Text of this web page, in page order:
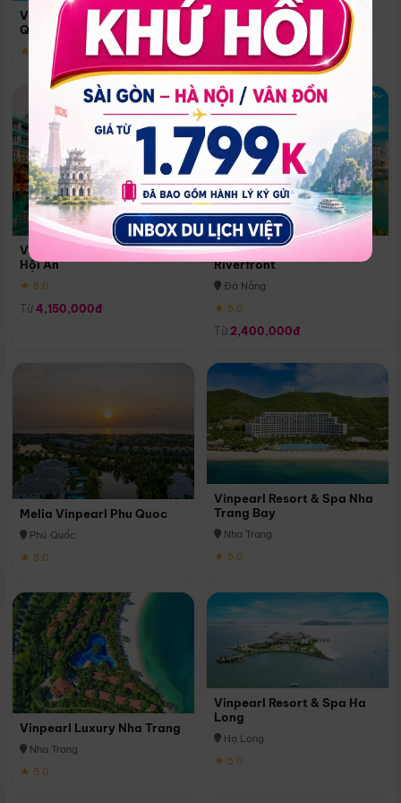
Vinpearl Resort & Spa Phu
Quoc
★ 5.0
Quoc
Phú Quốc
★ 5.0
Vinpearl Resort & Golf Nam
Hội An
★ 5.0
Từ 4,150,000đ
Melia Vinpearl Danang
Riverfront
Đà Nẵng
★ 5.0
Từ 2,400,000đ
Melia Vinpearl Phu Quoc
Phú Quốc
★ 5.0
Vinpearl Resort & Spa Nha
Trang Bay
Nha Trang
★ 5.0
Vinpearl Luxury Nha Trang
Nha Trang
★ 5.0
Vinpearl Resort & Spa Ha
Long
Hạ Long
★ 5.0